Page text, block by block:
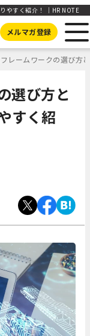
やすく紹介！ ｜HR NOTE
メルマガ登録
レームワークの選び方
選び方と
すく紹